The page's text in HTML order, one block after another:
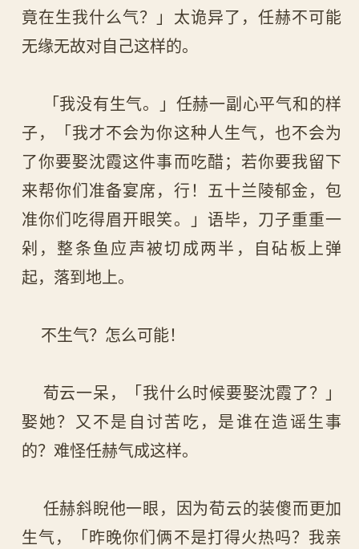
竟在生我什么气？」太诡异了，任赫不可能
无缘无故对自己这样的。
「我没有生气。」任赫一副心平气和的样
子，「我才不会为你这种人生气，也不会为
了你要娶沈霞这件事而吃醋；若你要我留下
来帮你们准备宴席，行！五十兰陵郁金，包
准你们吃得眉开眼笑。」语毕，刀子重重一
剁，整条鱼应声被切成两半，自砧板上弹
起，落到地上。
不生气？怎么可能！
荀云一呆，「我什么时候要娶沈霞了？」
娶她？又不是自讨苦吃，是谁在造谣生事
的？难怪任赫气成这样。
任赫斜睨他一眼，因为荀云的装傻而更加
生气，「昨晚你们俩不是打得火热吗？我亲